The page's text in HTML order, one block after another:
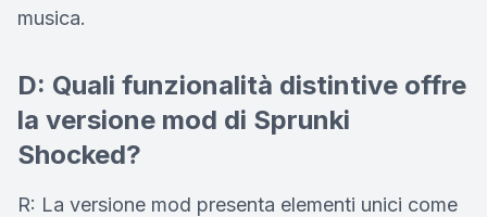
musica.
D: Quali funzionalità distintive offre
la versione mod di Sprunki
Shocked?
R: La versione mod presenta elementi unici come